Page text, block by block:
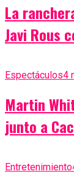
La
Javi Rous
Espectáculos4
Martin
junto a
Entretenimiento